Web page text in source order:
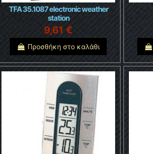
TFA 35.1087 electronic weather
station
9,61 €
Προσθήκη στο καλάθι